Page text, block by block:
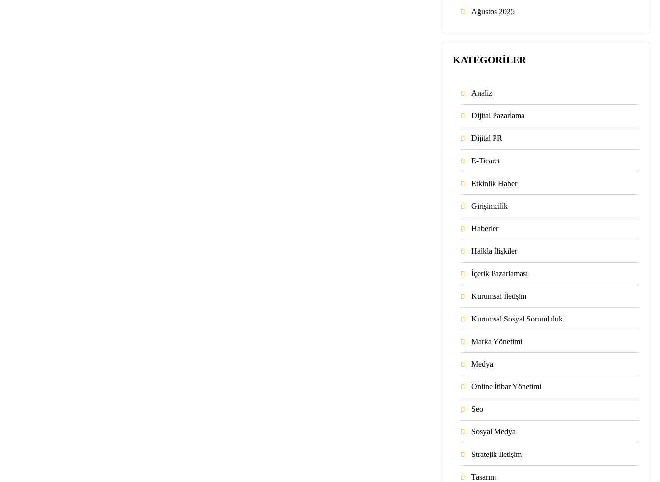
Ağustos 2025
KATEGORİLER
Analiz
Dijital Pazarlama
Dijital PR
E-Ticaret
Etkinlik Haber
Girişimcilik
Haberler
Halkla İlişkiler
İçerik Pazarlaması
Kurumsal İletişim
Kurumsal Sosyal Sorumluluk
Marka Yönetimi
Medya
Online İtibar Yönetimi
Seo
Sosyal Medya
Stratejik İletişim
Tasarım